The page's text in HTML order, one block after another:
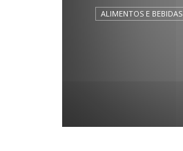
ALIMENTOS E BEBIDAS